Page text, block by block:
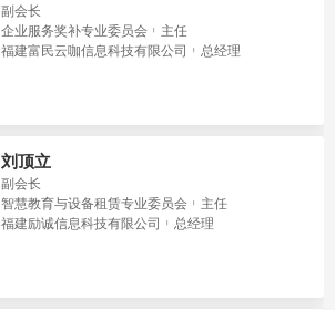
副会长
企业服务奖补专业委员会
主任
福建富民云咖信息科技有限公司
总经理
刘顶立
副会长
智慧教育与设备租赁专业委员会
主任
福建励诚信息科技有限公司
总经理